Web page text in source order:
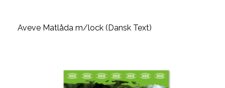
Aveve Matlåda m/lock (Dansk Text)